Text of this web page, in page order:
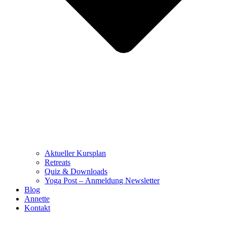
Aktueller Kursplan
Retreats
Quiz & Downloads
Yoga Post – Anmeldung Newsletter
Blog
Annette
Kontakt